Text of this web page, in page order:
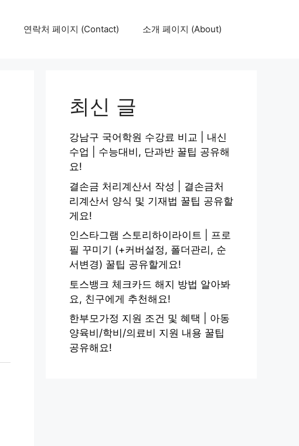
연락처 페이지 (Contact) 소개 페이지 (About)
최신 글
강남구 국어학원 수강료 비교 | 내신
수업 | 수능대비, 단과반 꿀팁 공유해
요!
결손금 처리계산서 작성 | 결손금처
리계산서 양식 및 기재법 꿀팁 공유할
게요!
인스타그램 스토리하이라이트 | 프로
필 꾸미기 (+커버설정, 폴더관리, 순
서변경) 꿀팁 공유할게요!
토스뱅크 체크카드 해지 방법 알아봐
요, 친구에게 추천해요!
한부모가정 지원 조건 및 혜택 | 아동
양육비/학비/의료비 지원 내용 꿀팁
공유해요!